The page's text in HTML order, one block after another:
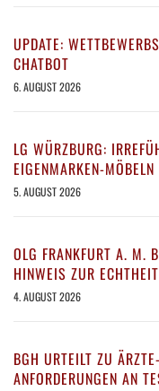
UPDATE:
CHATBOT
6. AUGUST 2026
LG WÜRZBURG:
EIGENMARKEN-MÖBELN
5. AUGUST 2026
OLG FRANKFURT A. M.
HINWEIS ZUR
4. AUGUST 2026
BGH URTEILT ZU
ANFORDERUNGEN AN